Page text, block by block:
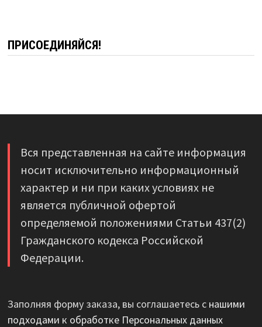
ПРИСОЕДИНЯЙСЯ!
Вся представленная на сайте информация
носит исключительно информационный
характер и ни при каких условиях не
является публичной офертой
определяемой положениями Статьи 437(2)
Гражданского кодекса Российской
Федерации.
Заполняя форму заказа, вы соглашаетесь с нашими
подходами к обработке Персональных данных